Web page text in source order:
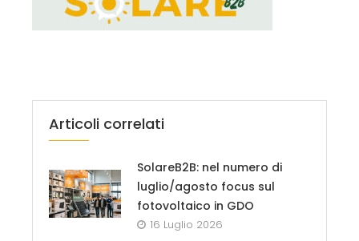
Articoli correlati
SolareB2B: nel numero di
luglio/agosto focus sul
fotovoltaico in GDO
16 Luglio 2026